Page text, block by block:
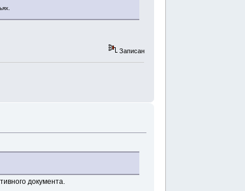
Записан
документа.